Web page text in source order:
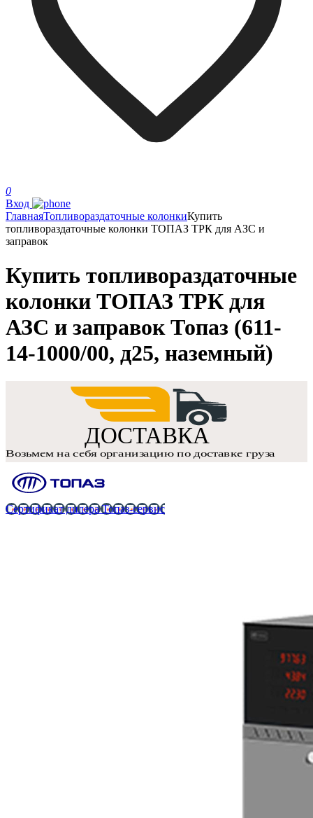
0
Вход
ГлавнаяТопливораздаточные колонкиКупить
топливораздаточные колонки ТОПАЗ ТРК для АЗС и
заправок
Купить топливораздаточные
колонки ТОПАЗ ТРК для
АЗС и заправок Топаз (611-
14-1000/00, д25, наземный)
Сертификат дилера Топаз-сервис